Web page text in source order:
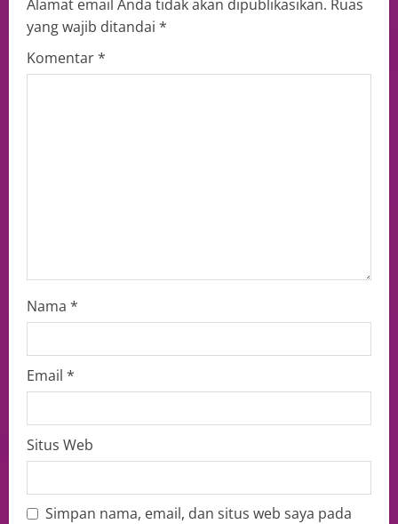
Alamat email Anda tidak akan dipublikasikan. Ruas
yang wajib ditandai *
Komentar*
Nama *
Email *
Situs Web
Simpan nama, email, dan situs web saya pada